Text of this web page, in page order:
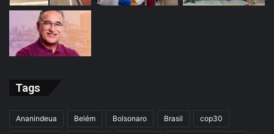
Tags
Ananindeua Belém Bolsonaro Brasil cop30